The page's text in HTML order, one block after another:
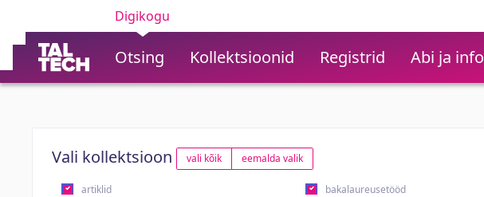
Digikogu
Otsing Kollektsioonid Registrid Abi ja info
Vali kollektsioon vali kõik eemalda valik
artiklid bakalaureusetööd